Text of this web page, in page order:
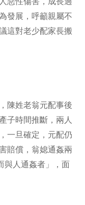
發展，呼籲親屬不
這對老少配家長搬
陳姓老翁元配事後
子時間推斷，兩人
一旦確定，元配仍
賠償，翁媳通姦兩
與人通姦者」，面